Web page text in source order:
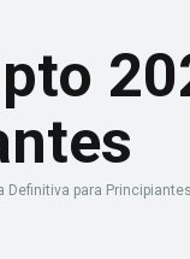
Definitiva para Principiantes